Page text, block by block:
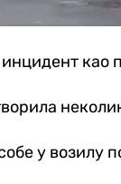
као
у возилу